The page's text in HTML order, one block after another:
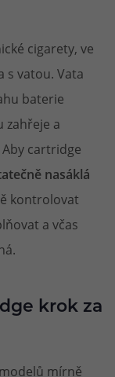
cigarety, ve
s vatou. Vata
baterie
zahřeje a
cartridge
nasáklá
kontrolovat
a včas
krok za
mírně